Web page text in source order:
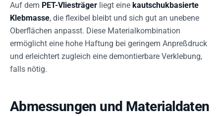
Auf dem PET-Vliesträger liegt eine kautschukbasierte
Klebmasse, die flexibel bleibt und sich gut an unebene
Oberflächen anpasst. Diese Materialkombination
ermöglicht eine hohe Haftung bei geringem Anpreßdruck
und erleichtert zugleich eine demontierbare Verklebung,
falls nötig.
Abmessungen und Materialdaten